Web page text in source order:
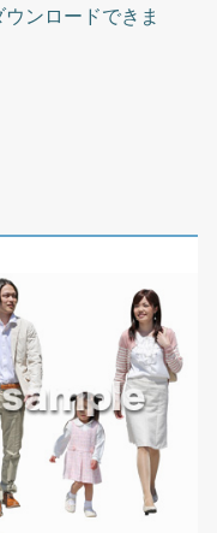
ンロードできま